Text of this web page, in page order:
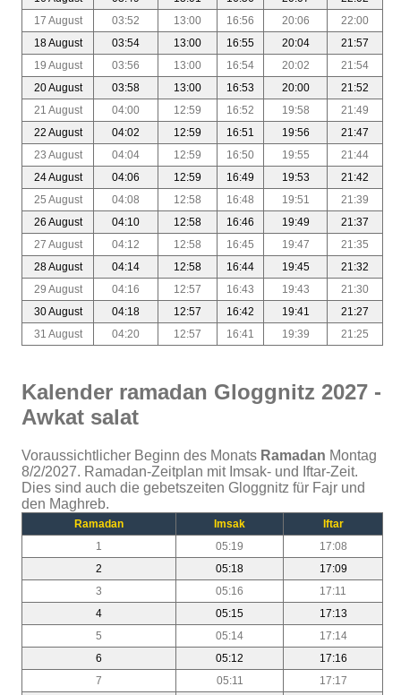
17 August
03:52 13:00 16:56 20:06
22:00
18 August
03:54 13:00 16:55 20:04
21:57
19 August
03:56 13:00 16:54 20:02
21:54
20 August
03:58 13:00 16:53 20:00
21:52
21 August
04:00 12:59 16:52 19:58
21:49
22 August
04:02 12:59 16:51 19:56
21:47
23 August
04:04 12:59 16:50 19:55
21:44
24 August
04:06 12:59 16:49 19:53
21:42
25 August
04:08 12:58 16:48 19:51
21:39
26 August
04:10 12:58 16:46 19:49
21:37
27 August
04:12 12:58 16:45 19:47
21:35
28 August
04:14 12:58 16:44 19:45
21:32
29 August
04:16 12:57 16:43 19:43
21:30
30 August
04:18 12:57 16:42 19:41
21:27
31 August
04:20 12:57 16:41 19:39 21:25
Kalender ramadan Gloggnitz 2027 -
Awkat salat
Voraussichtlicher Beginn des Monats Ramadan Montag
8/2/2027. Ramadan-Zeitplan mit Imsak- und Iftar-Zeit.
Dies sind auch die gebetszeiten Gloggnitz für Fajr und
den Maghreb.
Ramadan Imsak
Iftar
1
05:19
17:08
2
05:18
17:09
3
05:16
17:11
4
05:15
17:13
5
05:14
17:14
6
05:12
17:16
7
05:11
17:17